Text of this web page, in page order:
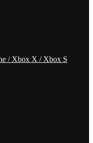
/ Xbox X / Xbox S